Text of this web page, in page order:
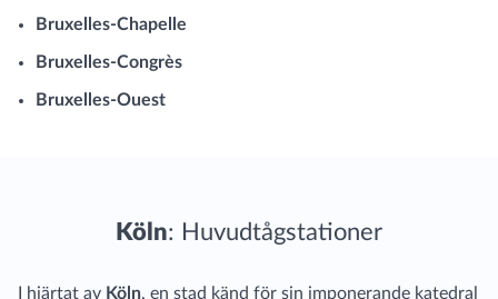
Bruxelles-Chapelle
Bruxelles-Congrès
Bruxelles-Ouest
Köln: Huvudtågstationer
I hjärtat av Köln, en stad känd för sin imponerande katedral